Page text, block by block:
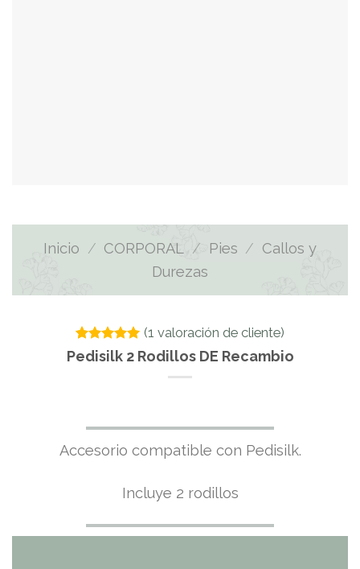
Inicio / CORPORAL / Pies / Callos y
Durezas
Valorado
con5.00
1
cliente
(1 valoración de cliente)
Pedisilk 2 Rodillos DE Recambio
El
precio
original
El
precio
actual
Accesorio compatible con Pedisilk.
Incluye 2 rodillos